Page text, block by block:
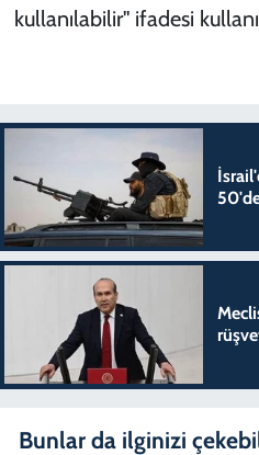
kullanılabilir" ifadesi
Bunlar da ilginizi